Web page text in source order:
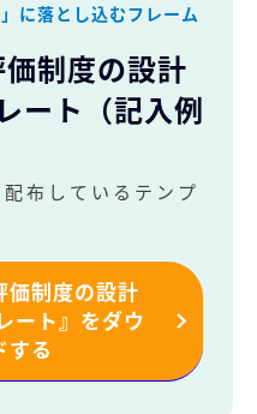
に落とし込むフレーム
価制度の設計
ート（記入例
布しているテンプ
価制度の設計
ート』をダウ
する